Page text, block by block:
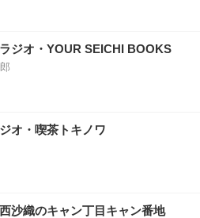
ジオ・YOUR SEICHI BOOKS
オ・喫茶トキノワ
沙織のキャン丁目キャン番地